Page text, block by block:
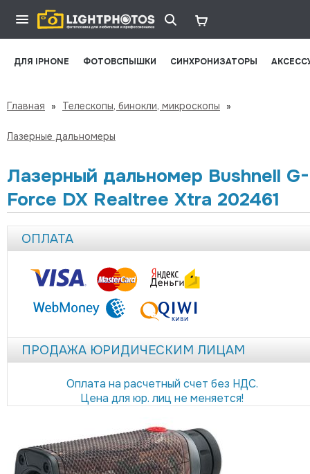
ДЛЯ IPHONE ФОТОВСПЫШКИ СИНХРОНИЗАТОРЫ
Главная » Телескопы, бинокли, микроскопы »
Лазерные дальномеры
Лазерный дальномер Bushnell G-
Force DX Realtree Xtra 202461
ОПЛАТА
ПРОДАЖА ЮРИДИЧЕСКИМ ЛИЦАМ
Оплата на расчетный счет без НДС.
Цена для юр. лиц не меняется!